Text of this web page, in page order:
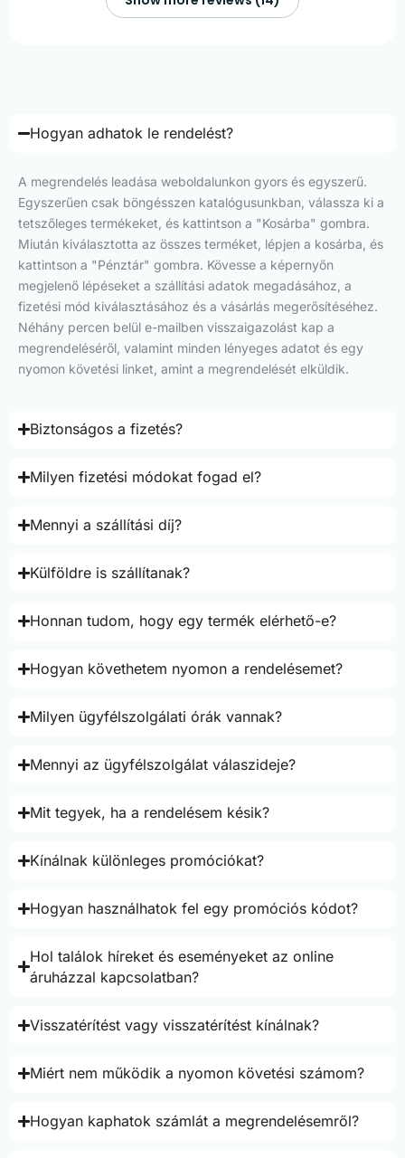
Hogyan adhatok le rendelést?
A megrendelés leadása weboldalunkon gyors és egyszerű.
Egyszerűen csak böngésszen katalógusunkban, válassza ki a
tetszőleges termékeket, és kattintson a "Kosárba" gombra.
Miután kiválasztotta az összes terméket, lépjen a kosárba, és
kattintson a "Pénztár" gombra. Kövesse a képernyőn
megjelenő lépéseket a szállítási adatok megadásához, a
fizetési mód kiválasztásához és a vásárlás megerősítéséhez.
Néhány percen belül e-mailben visszaigazolást kap a
megrendeléséről, valamint minden lényeges adatot és egy
nyomon követési linket, amint a megrendelését elküldik.
Biztonságos a fizetés?
Milyen fizetési módokat fogad el?
Mennyi a szállítási díj?
Külföldre is szállítanak?
Honnan tudom, hogy egy termék elérhető-e?
Hogyan követhetem nyomon a rendelésemet?
Milyen ügyfélszolgálati órák vannak?
Mennyi az ügyfélszolgálat válaszideje?
Mit tegyek, ha a rendelésem késik?
Kínálnak különleges promóciókat?
Hogyan használhatok fel egy promóciós kódot?
Hol találok híreket és eseményeket az online
áruházzal kapcsolatban?
Visszatérítést vagy visszatérítést kínálnak?
Miért nem működik a nyomon követési számom?
Hogyan kaphatok számlát a megrendelésemről?